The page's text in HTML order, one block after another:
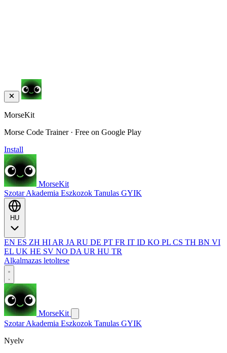
MorseKit
Morse Code Trainer · Free on Google Play
Install
MorseKit
SzotarAkademia Eszkozok Tanulas GYIK
EN ES ZH HI AR JA RU DE PT FR IT ID KO PL CS TH BN VI
EL UK HE SV NO DA UR HU TR
Alkalmazas letoltese
MorseKit
SzotarAkademia Eszkozok Tanulas GYIK
Nyelv